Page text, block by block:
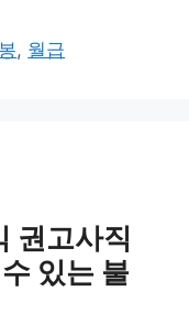
, 월급
권고사직
있는 불